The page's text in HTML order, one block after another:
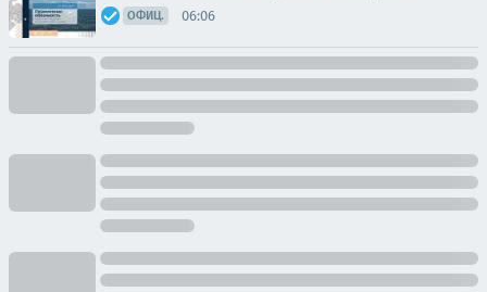
ОФИЦ. 06:06